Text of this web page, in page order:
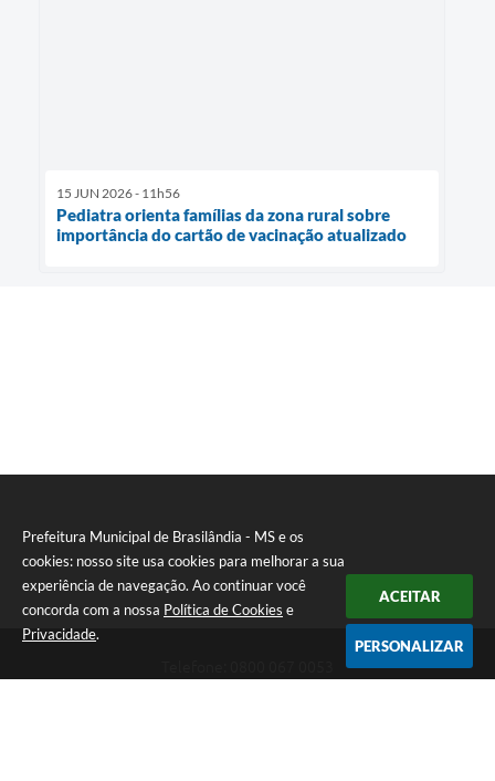
Prefeitura Municipal de Brasilândia - MS e os
cookies: nosso site usa cookies para melhorar a sua
experiência de navegação. Ao continuar você
concorda com a nossa Política de Cookies e
Privacidade.
ACEITAR
PERSONALIZAR
15 JUN 2026 - 11h56
Pediatra orienta famílias da zona rural sobre
importância do cartão de vacinação atualizado